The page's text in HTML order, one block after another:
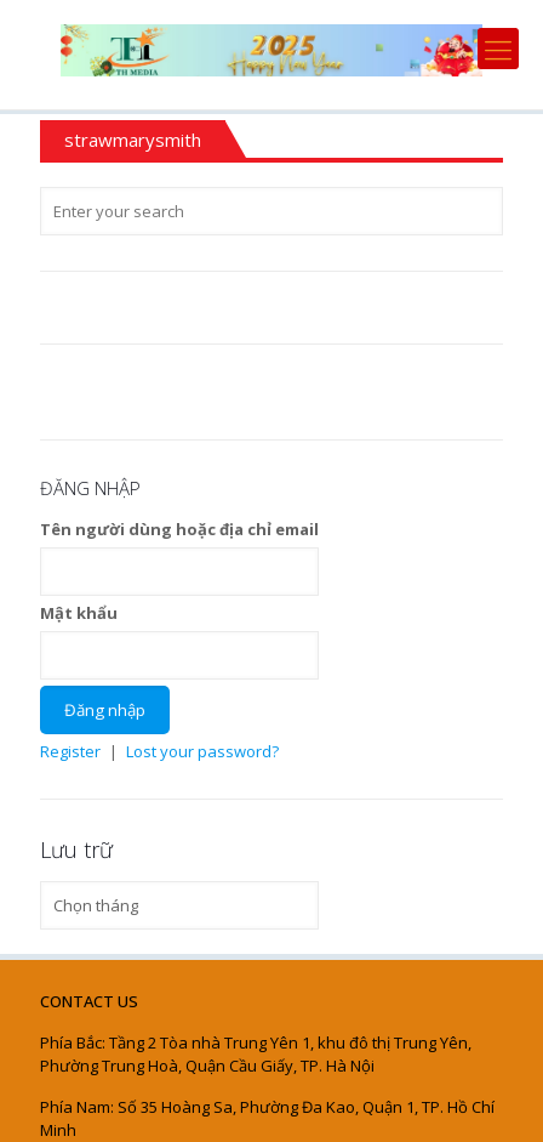
strawmarysmith
ĐĂNG NHẬP
Tên người dùng hoặc địa chỉ email
Mật khẩu
Register | Lost your password?
Lưu trữ
trữ
CONTACT US
Phía Bắc: Tầng 2 Tòa nhà Trung Yên 1, khu đô thị Trung Yên,
Phường Trung Hoà, Quận Cầu Giấy, TP. Hà Nội
Phía Nam: Số 35 Hoàng Sa, Phường Đa Kao, Quận 1, TP. Hồ Chí
Minh